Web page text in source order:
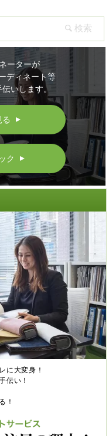
ーターが
ディネート等
いします。
▲
ク ▲
に大変身！
伝い！
！